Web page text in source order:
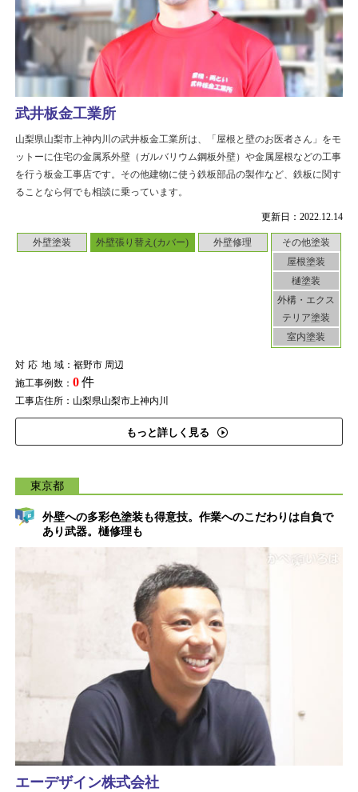
更新日：2022.12.14
外壁塗装 外壁張り替え(カバー) 外壁修理
その他塗装
屋根塗装
樋塗装
外構・エクス
テリア塗装
室内塗装
対応地域：裾野市 周辺
施工事例数： 0件
工事店住所：山梨県山梨市上神内川
もっと詳しく見る
武井板金工業所
山梨県山梨市上神内川の武井板金工業所は、「屋根と壁のお医者さん」をモ
ットーに住宅の金属系外壁（ガルバリウム鋼板外壁）や金属屋根などの工事
を行う板金工事店です。その他建物に使う鉄板部品の製作など、鉄板に関す
ることなら何でも相談に乗っています。
東京都
外壁への多彩色塗装も得意技。作業へのこだわりは自負で
あり武器。樋修理も
エーデザイン株式会社